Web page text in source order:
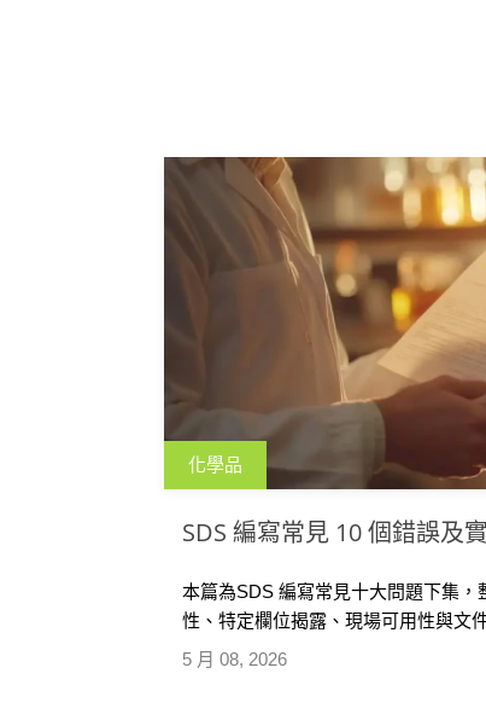
化學品
SDS 編寫常見 10 個錯誤及
5 月 08, 2026
本篇為SDS 編寫常見十大問題下集
性、特定欄位揭露、現場可用性與文
每項問題提供實務改善建議，協助企